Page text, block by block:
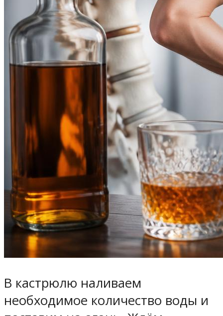
В кастрюлю наливаем
необходимое количество воды и